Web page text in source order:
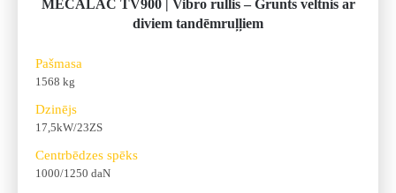
MECALAC TV900 | Vibro rullis – Grunts veltnis ar
diviem tandēmruļļiem
Pašmasa
1568 kg
Dzinējs
17,5kW/23ZS
Centrbēdzes spēks
1000/1250 daN